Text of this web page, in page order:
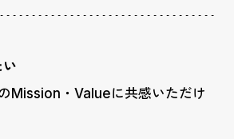
い
Mission・Valueに共感いただけ